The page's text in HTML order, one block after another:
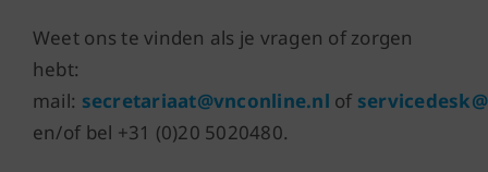
Weet ons te vinden als je vragen of zorgen
hebt:
mail: secretariaat@vnconline.nl of
en/of bel +31 (0)20 5020480.